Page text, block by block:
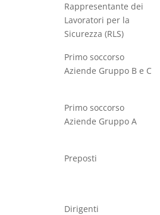
Rappresentante dei
Lavoratori per la
Sicurezza (RLS)
Primo soccorso
Aziende Gruppo B e C
Primo soccorso
Aziende Gruppo A
Preposti
Dirigenti